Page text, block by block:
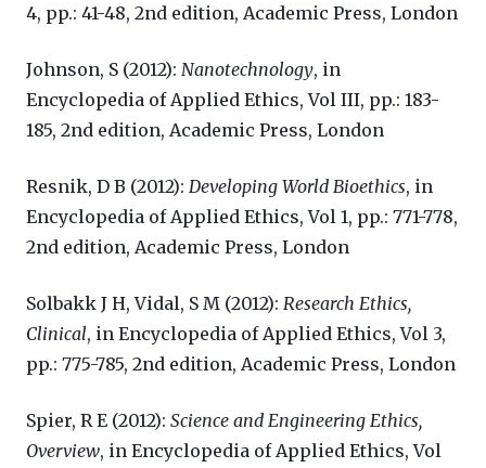
4, pp.: 41-48, 2nd edition, Academic Press, London
Johnson, S (2012): Nanotechnology, in
Encyclopedia of Applied Ethics, Vol III, pp.: 183-
185, 2nd edition, Academic Press, London
Resnik, D B (2012): Developing World Bioethics, in
Encyclopedia of Applied Ethics, Vol 1, pp.: 771-778,
2nd edition, Academic Press, London
Solbakk J H, Vidal, S M (2012): Research Ethics,
Clinical, in Encyclopedia of Applied Ethics, Vol 3,
pp.: 775-785, 2nd edition, Academic Press, London
Spier, R E (2012): Science and Engineering Ethics,
Overview, in Encyclopedia of Applied Ethics, Vol